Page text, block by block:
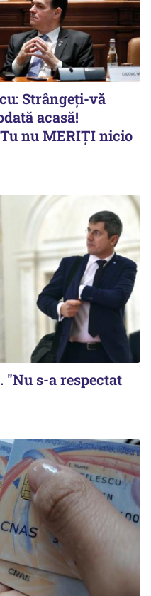
Strângeți-vă
acasă!
Tu nu MERIȚI nicio
"Nu s-a respectat